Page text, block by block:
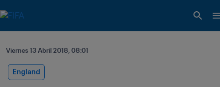
Viernes 13 Abril 2018, 08:01
England